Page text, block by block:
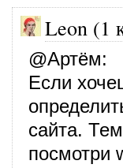
Leon (1
@Артём:
Если
сайта.
посмотри